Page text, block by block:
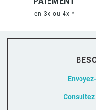
en 3x ou 4x *